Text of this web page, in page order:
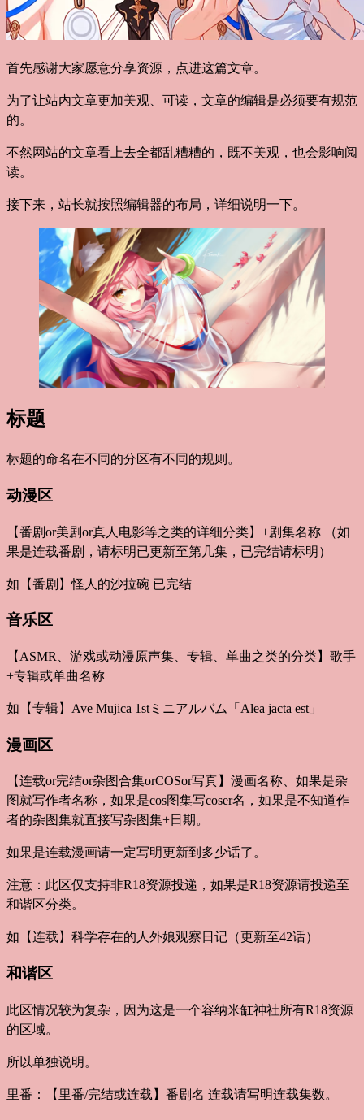
首先感谢大家愿意分享资源，点进这篇文章。
为了让站内文章更加美观、可读，文章的编辑是必须要有规范
的。
不然网站的文章看上去全都乱糟糟的，既不美观，也会影响阅
读。
接下来，站长就按照编辑器的布局，详细说明一下。
标题
标题的命名在不同的分区有不同的规则。
动漫区
【番剧or美剧or真人电影等之类的详细分类】+剧集名称 （如
果是连载番剧，请标明已更新至第几集，已完结请标明）
如【番剧】怪人的沙拉碗 已完结
音乐区
【ASMR、游戏或动漫原声集、专辑、单曲之类的分类】歌手
+专辑或单曲名称
如【专辑】Ave Mujica 1stミニアルバム「Alea jacta est」
漫画区
【连载or完结or杂图合集orCOSor写真】漫画名称、如果是杂
图就写作者名称，如果是cos图集写coser名，如果是不知道作
者的杂图集就直接写杂图集+日期。
如果是连载漫画请一定写明更新到多少话了。
注意：此区仅支持非R18资源投递，如果是R18资源请投递至
和谐区分类。
如【连载】科学存在的人外娘观察日记（更新至42话）
和谐区
此区情况较为复杂，因为这是一个容纳米缸神社所有R18资源
的区域。
所以单独说明。
里番：【里番/完结或连载】番剧名 连载请写明连载集数。